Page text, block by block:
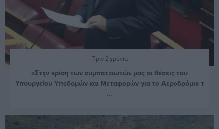
Πριν 2 χρόνια
«Στην κρίση των συμπατριωτών μας οι θέσεις του
Υπουργείου Υποδομών και Μεταφορών για το Αεροδρόμιο τ
...